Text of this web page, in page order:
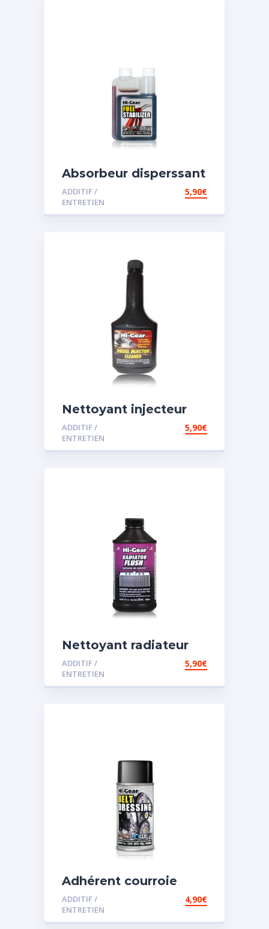
Absorbeur disperssant
d’eau pour carburant
ADDITIF /
ENTRETIEN
5,90€
Nettoyant injecteur
diesel
ADDITIF /
ENTRETIEN
5,90€
Nettoyant radiateur
ADDITIF /
ENTRETIEN
5,90€
Adhérent courroie
ADDITIF /
ENTRETIEN
4,90€